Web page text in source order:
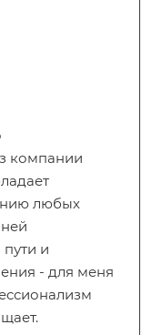
компании
любых
и
- для меня